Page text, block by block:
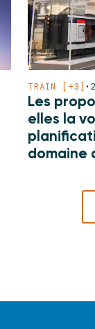
TRAIN [+3] •
Les
elles la
domaine